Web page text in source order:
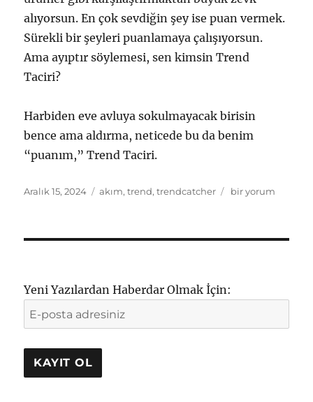
alıyorsun. En çok sevdiğin şey ise puan vermek.
Sürekli bir şeyleri puanlamaya çalışıyorsun.
Ama ayıptır söylemesi, sen kimsin Trend
Taciri?
Harbiden eve avluya sokulmayacak birisin
bence ama aldırma, neticede bu da benim
“puanım,” Trend Taciri.
Yayın
Aralık 15, 2024 Etiketler
akım,trend,trendcatcher
Yumicik
bir yorum
Yeni Yazılardan Haberdar Olmak İçin: